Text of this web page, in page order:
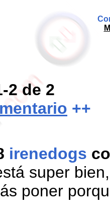
2 de 2
++
irenedogs
super
poner